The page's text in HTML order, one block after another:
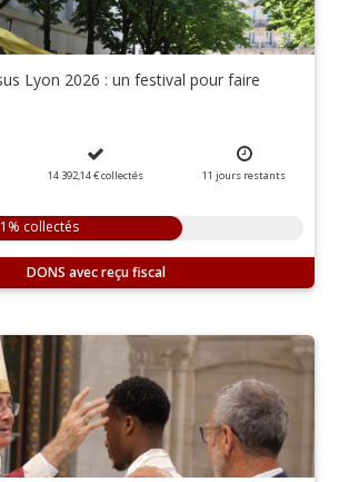
Lyon 2026 : un festival pour faire
14 392,14 €collectés 11 jours restants
collectés
DONS